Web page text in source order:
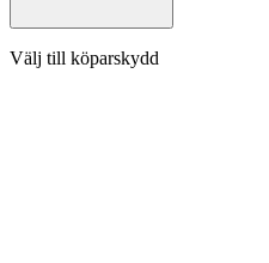
Välj till köparskydd